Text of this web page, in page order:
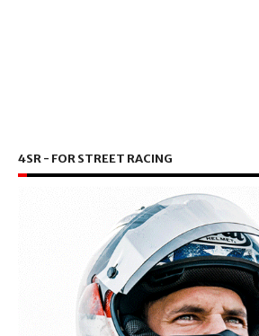
4SR - FOR STREET RACING